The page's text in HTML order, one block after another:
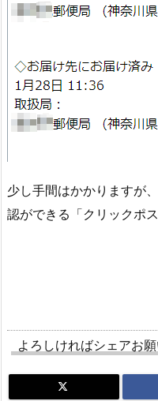
少し手間はかかりますが
認ができる「クリックポ
よろしければシェアお